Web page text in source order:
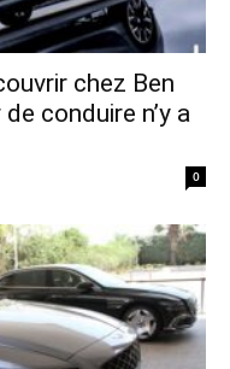
chez Ben
conduire n’y a
0